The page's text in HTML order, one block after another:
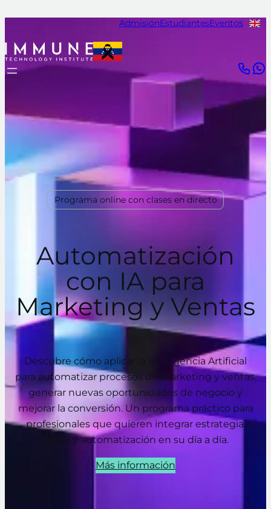
AdmisiónEstudiantesEventos
Programa online con clases en directo
Automatización
con IA para
Marketing y Ventas
Descubre cómo aplicar la Inteligencia Artificial
para automatizar procesos de marketing y ventas,
generar nuevas oportunidades de negocio y
mejorar la conversión. Un programa práctico para
profesionales que quieren integrar estrategia,
datos y automatización en su día a día.
Más información